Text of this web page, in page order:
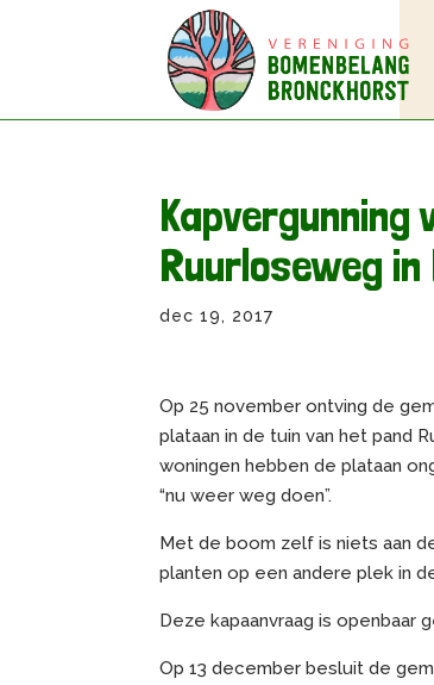
Ruurloseweg in
dec 19, 2017
Op 25 november ontving de
plataan in de tuin van het pand
woningen hebben de plataan
“nu weer weg doen”.
Met de boom zelf is niets aan
planten op een andere plek in
Deze kapaanvraag is openbaar
Op 13 december besluit de